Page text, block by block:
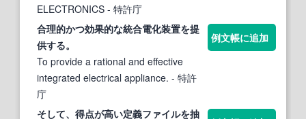
ELECTRONICS - 特許庁
合理的かつ効果的な統合電化装置を提
供する。
To provide a rational and effective
integrated electrical appliance. - 特許
庁
例文帳に追加
そして、得点が高い定義ファイルを抽